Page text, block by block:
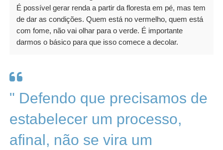
É possível gerar renda a partir da floresta em pé, mas tem
de dar as condições. Quem está no vermelho, quem está
com fome, não vai olhar para o verde. É importante
darmos o básico para que isso comece a decolar.
" Defendo que precisamos de
estabelecer um processo,
afinal, não se vira um